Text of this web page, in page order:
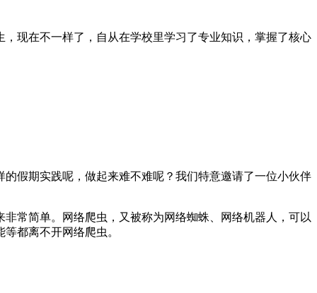
现在不一样了，自从在学校里学习了专业知识，掌握了核心
假期实践呢，做起来难不难呢？我们特意邀请了一位小伙伴
常简单。网络爬虫，又被称为网络蜘蛛、网络机器人，可以
都离不开网络爬虫。